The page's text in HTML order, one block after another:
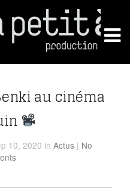
au cinéma
10, 2020 in Actus | No